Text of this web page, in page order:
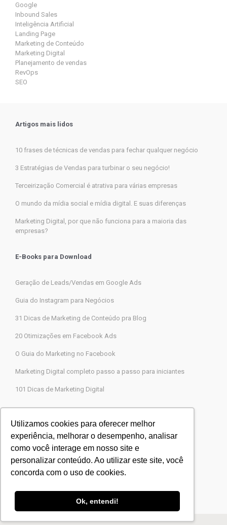
Utilizamos cookies para oferecer melhor
experiência, melhorar o desempenho, analisar
como você interage em nosso site e
personalizar conteúdo. Ao utilizar este site, você
concorda com o uso de cookies.
Ok, entendi!
Google
Inbound Sales
Inteligência Artificial
Landing Page
Marketing de Conteúdo
Marketing Digital
Planejamento de vendas
RevOps
SEO
Artigos mais lidos
10 frases de técnicas de vendas para fechar qualquer negócio
3 Estratégias de Vendas para turbinar o seu negócio!
Terceirização Comercial é atrativa para várias empresas
O mundo da mídia social e mídia digital. E suas diferenças
Marketing Digital, por que não funciona para a maioria das
empresas?
E-Books para Download
Geração de Leads/Vendas em Google Ads
Guia do Instagram para Negócios
31 Dicas de Marketing de Conteúdo pra Blog
20 Otimizações em Facebook Ads
O Guia do Marketing no Facebook
Marketing Digital completo passo a passo para iniciantes
101 Dicas de Marketing Digital
Agência Legions Marketing Digital
Rua Gaspar Moreira, 22, Butantã, São Paulo-SP
CEP 05505-000